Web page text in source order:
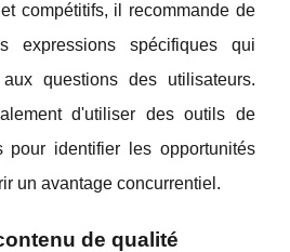
compétitifs, il recommande de
expressions spécifiques qui
questions des utilisateurs.
d'utiliser des outils de
pour identifier les opportunités
un avantage concurrentiel.
de qualité